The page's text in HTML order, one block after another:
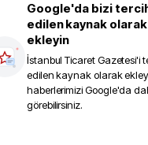
Google'da bizi
edilen kaynak olarak
ekleyin
İstanbul Ticaret Gazetesi'i
edilen kaynak olarak
haberlerimizi Google'da
görebilirsiniz.